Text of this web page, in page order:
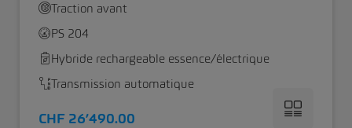
Traction avant
PS 204
Hybride rechargeable essence/électrique
Transmission automatique
CHF 26’490.00